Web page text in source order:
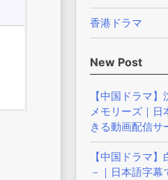
香港ドラマ
New Post
【中国ドラマ
メモリーズ｜日
きる動画配信サ
【中国ドラマ
－｜日本語字